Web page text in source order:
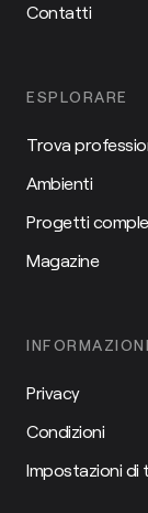
Contatti
ESPLORARE
Trova
Ambienti
Progetti
Magazine
Privacy
Condizioni
Impostazioni di